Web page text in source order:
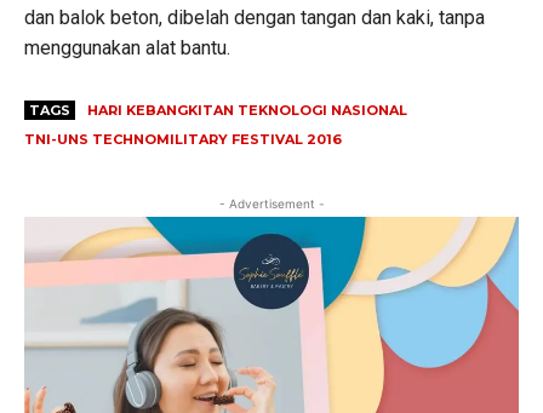
dan balok beton, dibelah dengan tangan dan kaki, tanpa
menggunakan alat bantu.
TAGS
HARI KEBANGKITAN TEKNOLOGI NASIONAL
TNI-UNS TECHNOMILITARY FESTIVAL 2016
- Advertisement -